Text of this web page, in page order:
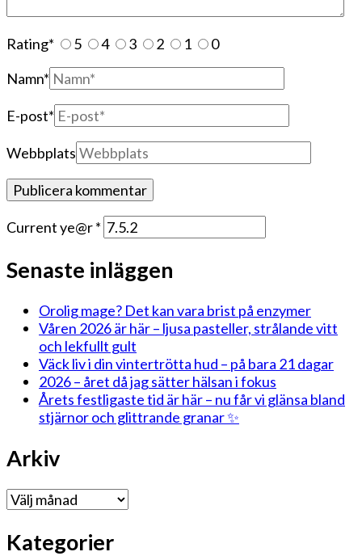
Rating* 5 4 3 2 1
0
Namn*
E-post*
Webbplats
Current ye@r*
Senaste inläggen
Orolig mage? Det kan vara brist på enzymer
Våren 2026 är här – ljusa pasteller, strålande vitt
och lekfullt gult
Väck liv i din vintertrötta hud – på bara 21 dagar
2026 – året då jag sätter hälsan i fokus
Årets festligaste tid är här – nu får vi glänsa bland
stjärnor och glittrande granar ✨
Arkiv
Arkiv
Kategorier